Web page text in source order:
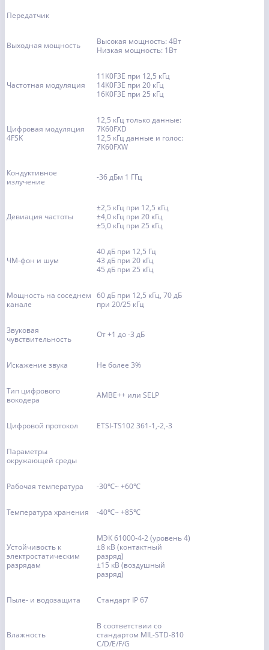
Передатчик
Выходная мощность
Высокая мощность: 4Вт
Низкая мощность: 1Вт
Частотная модуляция
11K0F3E при 12,5 кГц
14K0F3E при 20 кГц
16K0F3E при 25 кГц
Цифровая модуляция
4FSK
12,5 кГц только данные:
7K60FXD
12,5 кГц данные и голос:
7K60FXW
Кондуктивное
излучение
-36 дБм 1 ГГц
Девиация частоты
±2,5 кГц при 12,5 кГц
±4,0 кГц при 20 кГц
±5,0 кГц при 25 кГц
ЧМ-фон и шум
40 дБ при 12,5 Гц
43 дБ при 20 кГц
45 дБ при 25 кГц
Мощность на соседнем
канале
60 дБ при 12,5 кГц, 70 дБ
при 20/25 кГц
Звуковая
чувствительность
От +1 до -3 дБ
Искажение звука Не более 3%
Тип цифрового
вокодера
AMBE++ или SELP
Цифровой протокол ETSI-TS102 361-1,-2,-3
Параметры
окружающей среды
Рабочая температура -30℃~ +60℃
Температура хранения -40℃~ +85℃
Устойчивость к
электростатическим
разрядам
МЭК 61000-4-2 (уровень 4)
±8 кВ (контактный
разряд)
±15 кВ (воздушный
разряд)
Пыле- и водозащита Стандарт IP 67
Влажность
В соответствии со
стандартом MIL-STD-810
C/D/E/F/G